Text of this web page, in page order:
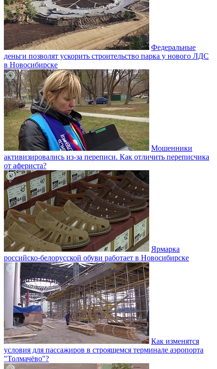
Федеральные
деньги позволят ускорить строительство парка у нового ЛДС
в Новосибирске
Мошенники
активизировались из-за переписи. Как отличить переписчика
от афериста?
Ярмарка
российско-белорусской обуви работает в Новосибирске
Как изменятся
условия для пассажиров в строящемся терминале аэропорта
"Толмачёво"?